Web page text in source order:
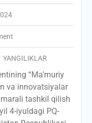
YANGILIKLAR
“Ma’muriy
va innovatsiyalar
tashkil qilish
4-iyuldagi PQ-